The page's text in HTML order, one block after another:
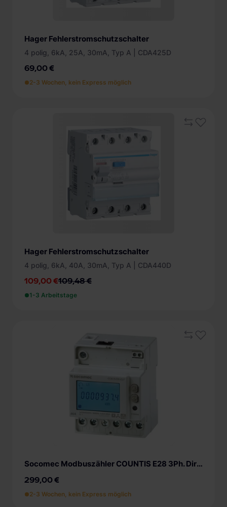
Hager Fehlerstromschutzschalter
4 polig, 6kA, 25A, 30mA, Typ A | CDA425D
69,00 €
2-3 Wochen, kein Express möglich
Hager Fehlerstromschutzschalter
4 polig, 6kA, 40A, 30mA, Typ A | CDA440D
109,00 €109,48 €
1-3 Arbeitstage
Socomec Modbuszähler COUNTIS E28 3Ph. Direktanschluss 80A ETHERNET MID
299,00 €
2-3 Wochen, kein Express möglich